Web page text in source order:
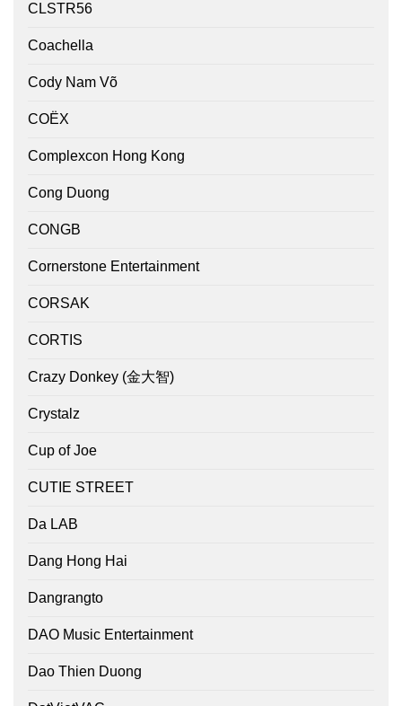
CLSTR56
Coachella
Cody Nam Võ
COËX
Complexcon Hong Kong
Cong Duong
CONGB
Cornerstone Entertainment
CORSAK
CORTIS
Crazy Donkey (金大智)
Crystalz
Cup of Joe
CUTIE STREET
Da LAB
Dang Hong Hai
Dangrangto
DAO Music Entertainment
Dao Thien Duong